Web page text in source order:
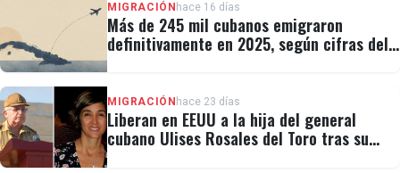
MIGRACIÓN hace 16 días
Más de 245 mil cubanos emigraron
definitivamente en 2025, según cifras del
MIGRACIÓN hace 23 días
Liberan en EEUU a la hija del general
cubano Ulises Rosales del Toro tras su